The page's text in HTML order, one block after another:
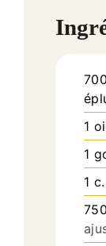
700
1
1
1
750